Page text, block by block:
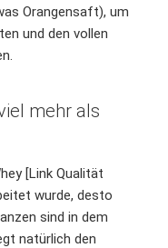
Orangensaft), um
und den vollen
mehr als
[Link Qualität
wurde, desto
sind in dem
natürlich den